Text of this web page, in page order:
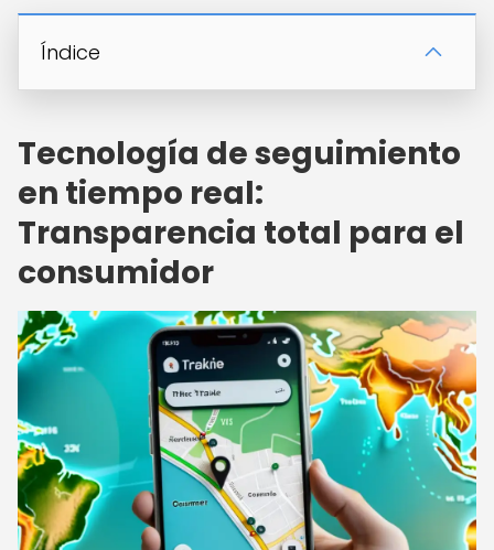
Índice
Tecnología de seguimiento
en tiempo real:
Transparencia total para el
consumidor